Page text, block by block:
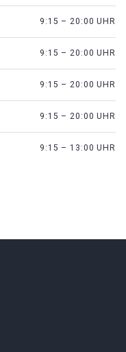
9:15 – 20:00 UHR
9:15 – 20:00 UHR
9:15 – 20:00 UHR
9:15 – 20:00 UHR
9:15 – 13:00 UHR